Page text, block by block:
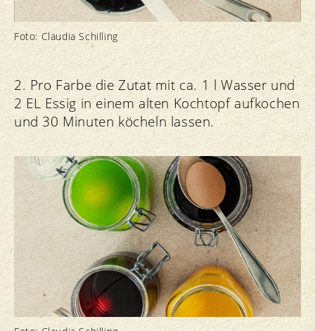
Foto: Claudia Schilling
2. Pro Farbe die Zutat mit ca. 1 l Wasser und
2 EL Essig in einem alten Kochtopf aufkochen
und 30 Minuten köcheln lassen.